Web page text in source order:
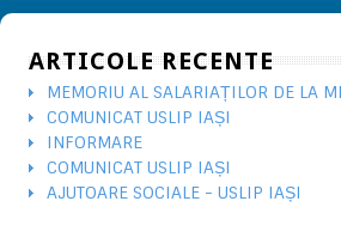
ARTICOLE RECENTE
MEMORIU AL SALARIAȚILOR DE LA
COMUNICAT USLIP IAȘI
INFORMARE
COMUNICAT USLIP IAȘI
AJUTOARE SOCIALE - USLIP IAȘI